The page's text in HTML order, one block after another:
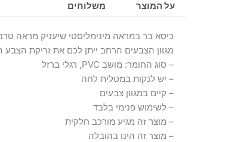
על המוצר משלוחים
כיסא בר במראה מינימליסטי שיעניק מראה
מגוון הצבעים הרחב ייתן לכם את זריקת הצבע
– סוג החומר: מושב PVC, רגלי ברזל
– יש לנקות במטלית לחה
– קיים במגוון צבעים
– לשימוש פנימי בלבד
– מוצר זה מגיע מורכב חלקית
– מוצר זה הינו בהובלה